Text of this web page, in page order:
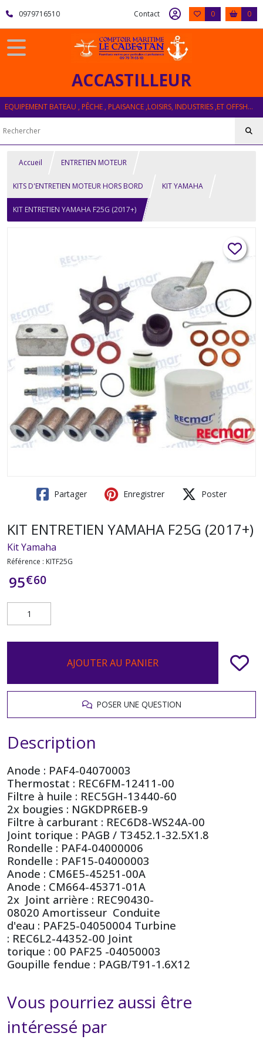
0979716510 Contact 0 0
ACCASTILLEUR
EQUIPEMENT BATEAU , PÊCHE , PLAISANCE ,LOISIRS, INDUSTRIES ,ET OFFSHORE
Accueil ENTRETIEN MOTEUR
KITS D'ENTRETIEN MOTEUR HORS BORD KIT YAMAHA
KIT ENTRETIEN YAMAHA F25G (2017+)
Partager Enregistrer Poster
KIT ENTRETIEN YAMAHA F25G (2017+)
Kit Yamaha
Référence : KITF25G
95€60
AJOUTER AU PANIER
POSER UNE QUESTION
Description
Anode : PAF4-04070003
Thermostat : REC6FM-12411-00
Filtre à huile : REC5GH-13440-60
2x bougies : NGKDPR6EB-9
Filtre à carburant : REC6D8-WS24A-00
Joint torique : PAGB / T3452.1-32.5X1.8
Rondelle : PAF4-04000006
Rondelle : PAF15-04000003
Anode : CM6E5-45251-00A
Anode : CM664-45371-01A
2x Joint arrière : REC90430-
08020 Amortisseur Conduite
d'eau : PAF25-04050004 Turbine
: REC6L2-44352-00 Joint
torique : 00 PAF25 -04050003
Goupille fendue : PAGB/T91-1.6X12
Vous pourriez aussi être
intéressé par